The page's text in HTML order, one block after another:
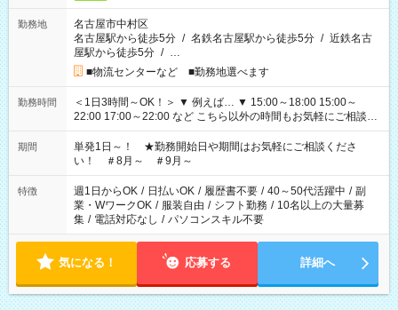
勤務地
名古屋市中村区
名古屋駅から徒歩5分 / 名鉄名古屋駅から徒歩5分 / 近鉄名古
屋駅から徒歩5分 / …
■物流センターなど ■勤務地選べます
勤務時間
＜1日3時間～OK！＞ ▼ 例えば… ▼ 15:00～18:00 15:00～
22:00 17:00～22:00 など こちら以外の時間もお気軽にご相談く
ださい！
期間
単発1日～！ ★勤務開始日や期間はお気軽にご相談くださ
い！ ＃8月～ ＃9月～
特徴 週1日からOK / 日払いOK / 履歴書不要 / 40～50代活躍中 / 副
業・WワークOK / 服装自由 / シフト勤務 / 10名以上の大量募
集 / 電話対応なし / パソコンスキル不要
気になる！ 応募する 詳細へ